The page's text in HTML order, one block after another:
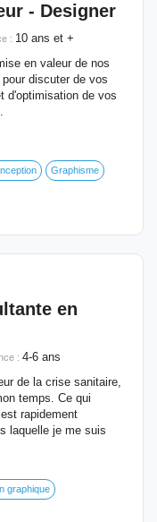
- Designer
: 10 ans et +
en valeur de nos
discuter de vos
d'optimisation de vos
Graphisme
en
: 4-6 ans
de la crise sanitaire,
temps. Ce qui
rapidement
laquelle je me suis
graphique